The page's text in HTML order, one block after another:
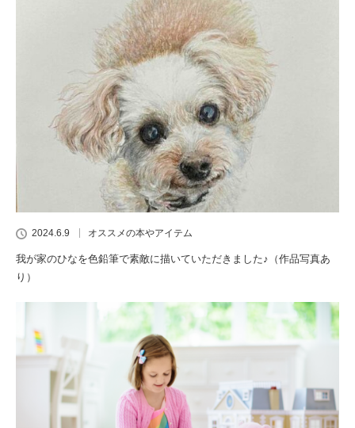
2024.6.9 オススメの本やアイテム
我が家のひなを色鉛筆で素敵に描いていただきました♪（作品写真あ
り）